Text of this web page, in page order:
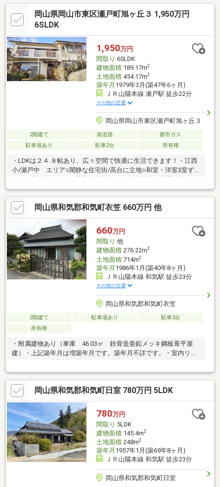
証。・シロアリ防除工事施工後5年間保証。・お客様に合わせたロ
ーンの組み方や金融機関をご提案。【内外装リフォーム中】●標
準シロアリ防除工事、クリーニング、雨漏り点検、設備点検●外
ムキッチン交換、トイレ交換（1階）
岡山県岡山市東区瀬戸町旭ヶ丘３ 1,950万円
6SLDK
1,950万円
間取り 6SLDK
建物面積189.17m2
土地面積454.17m2
築年月 1979年3月(築47年6ヶ月)
ＪＲ山陽本線 瀬戸駅 徒歩22分
その他の交通
岡山県岡山市東区瀬戸町旭ヶ丘３
2階建て 南道路
都市ガス
駐車場あり
駐車2台 所有権
・LDKは２４.８帖あり、広々空間で快適に生活できます！・江西
小/瀬戸中 エリア○閑静な住宅街/高台に立地○和室・洋室3室ずつ
陽当たり良好です♪○郵便局やクリニックが徒歩圏内ににございま
す☆・☆・☆・☆・☆・☆・☆・☆当社は不動産の購入からリ
ノベーションまでワンストップでサポートいたします。お問い合
わせは【086-250-9005】または資料請求・来場予約ボタンから。
予約カレンダー上で予約が出来ない日程に関しましても、お問い
合わせいただけますとご対応可能な事がございますので一度お問
い合わせください。
岡山県和気郡和気町衣笠 660万円 他
660万円
間取り 他
建物面積276.22m2
土地面積714m2
築年月 1986年1月(築40年8ヶ月)
ＪＲ山陽本線 和気駅 徒歩23分
その他の交通
岡山県和気郡和気町衣笠
2階建て 駐車場あり
駐車3台
所有権
・附属建物あり（車庫 46.03㎡ 鉄骨造亜鉛メッキ鋼板葺平屋
建）・上記築年月は増築年月です。築年月不詳です。・室内リフ
岡山県和気郡和気町日室 780万円 5LDK
780万円
間取り 5LDK
建物面積145.4m2
土地面積248m2
築年月 1957年1月(築69年8ヶ月)
ＪＲ山陽本線 和気駅 徒歩23分
岡山県和気郡和気町日室